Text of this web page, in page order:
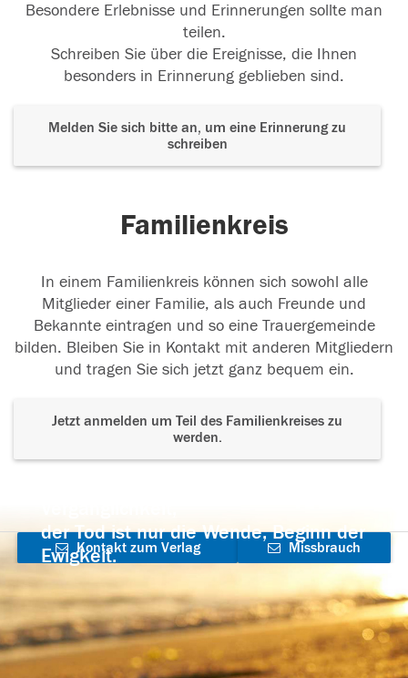
Besondere Erlebnisse und Erinnerungen sollte man
teilen.
Schreiben Sie über die Ereignisse, die Ihnen
besonders in Erinnerung geblieben sind.
Melden Sie sich bitte an, um eine Erinnerung zu
schreiben
Familienkreis
In einem Familienkreis können sich sowohl alle
Mitglieder einer Familie, als auch Freunde und
Bekannte eintragen und so eine Trauergemeinde
bilden. Bleiben Sie in Kontakt mit anderen Mitgliedern
und tragen Sie sich jetzt ganz bequem ein.
Jetzt anmelden um Teil des Familienkreises zu
werden.
der Tod ist nur die Wende, Beginn der
Ewigkeit.
Kontakt zum Verlag
aufnehmen
Missbrauch